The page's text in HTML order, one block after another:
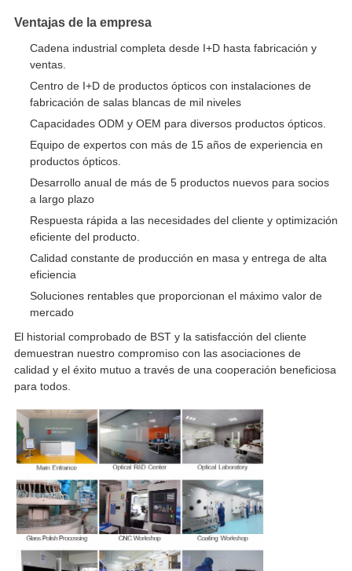
Ventajas de la empresa
Cadena industrial completa desde I+D hasta fabricación y
ventas.
Centro de I+D de productos ópticos con instalaciones de
fabricación de salas blancas de mil niveles
Capacidades ODM y OEM para diversos productos ópticos.
Equipo de expertos con más de 15 años de experiencia en
productos ópticos.
Desarrollo anual de más de 5 productos nuevos para socios
a largo plazo
Respuesta rápida a las necesidades del cliente y optimización
eficiente del producto.
Calidad constante de producción en masa y entrega de alta
eficiencia
Soluciones rentables que proporcionan el máximo valor de
mercado
El historial comprobado de BST y la satisfacción del cliente
demuestran nuestro compromiso con las asociaciones de
calidad y el éxito mutuo a través de una cooperación beneficiosa
para todos.